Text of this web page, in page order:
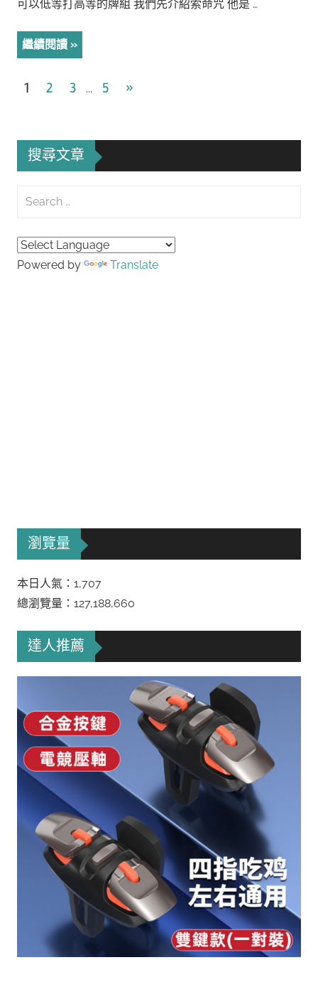
可以低等打高等的牌組 我們先介紹索命咒 他是 …
繼續閱讀
文
導
覽
1 2 3 ... 5
Next
»
搜尋文章
Search
Powered by Translate
瀏覽量
本日人氣：1,707
總瀏覽量：127,188,660
達人推薦